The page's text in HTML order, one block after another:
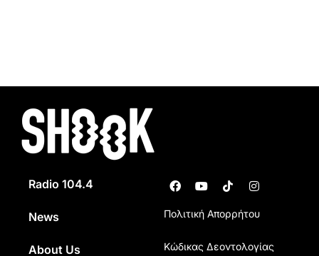
Radio 104.4
News
About Us
Πολιτική Απορρήτου
Κώδικας Δεοντολογίας